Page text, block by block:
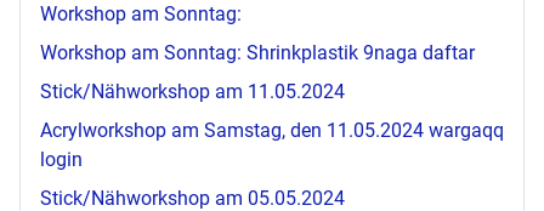
Workshop am Sonntag:
Workshop am Sonntag: Shrinkplastik 9naga daftar
Stick/Nähworkshop am 11.05.2024
Acrylworkshop am Samstag, den 11.05.2024 wargaqq
login
Stick/Nähworkshop am 05.05.2024